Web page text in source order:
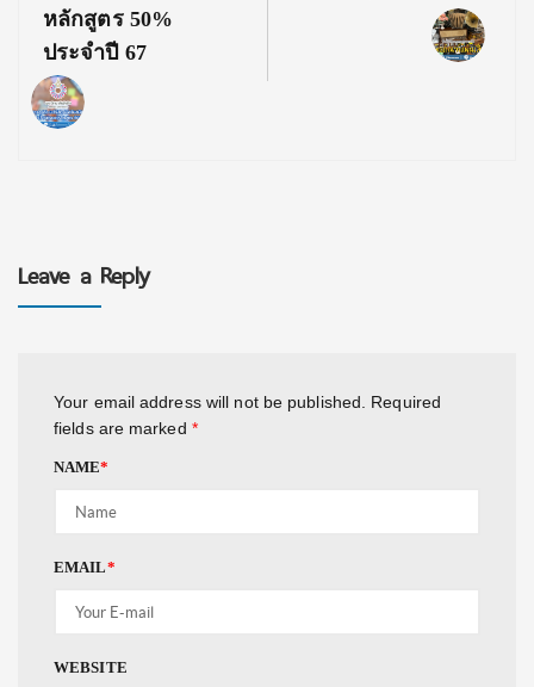
หลักสูตร 50%
ประจำปี 67
Leave a Reply
Your email address will not be published.
Required
fields are marked *
NAME*
EMAIL*
WEBSITE